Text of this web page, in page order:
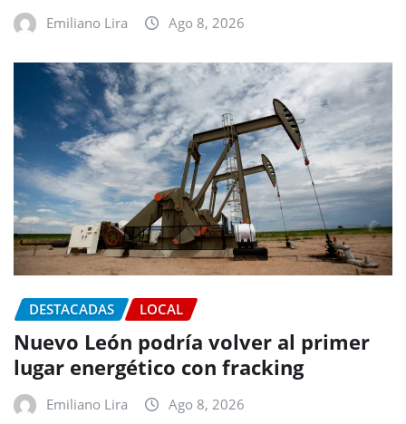
Emiliano Lira Ago 8, 2026
DESTACADAS LOCAL
Nuevo León podría volver al primer
lugar energético con fracking
Emiliano Lira Ago 8, 2026